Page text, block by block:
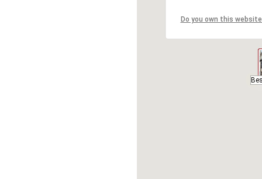
Do you own this